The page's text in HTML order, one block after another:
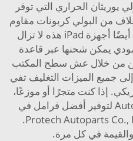
يوريثان الحراري التي توفر
من البولي كربونات مقاوم
للصدمات الملحقات متوافقة أيضًا أجهزة iPad هذه لا تزال
يمكن شحنها عبر قاعدة
من خلال عش سطح المكتب
جميع الميزات التغليف تفي
إذا كنت متجرًا أو موزعًا،
فيمكنك الاعتماد على Autoparts لتوفير أفضل فرامل في
القطاع. عند الشراء من Protech Autoparts Co., Ltd.
في كل مرة.